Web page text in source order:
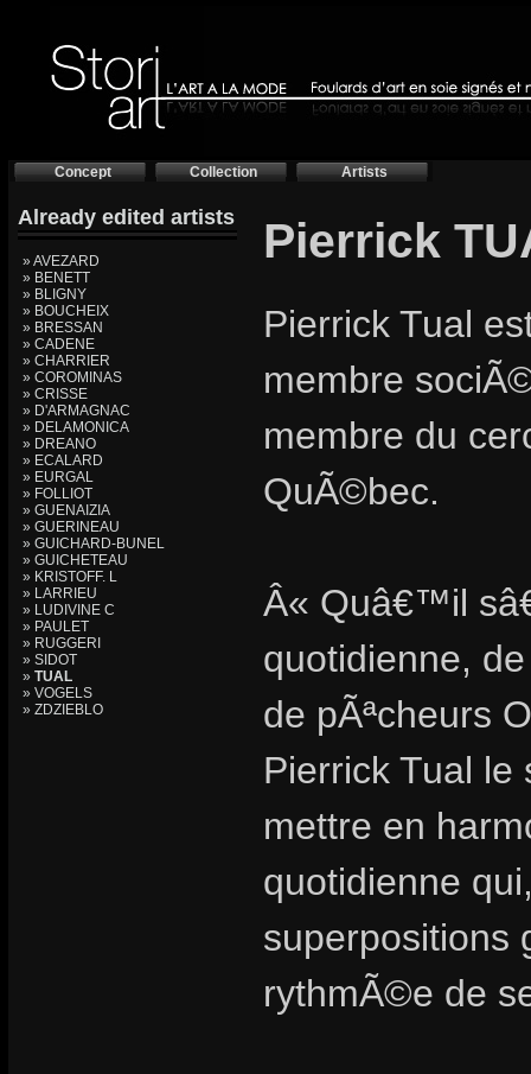
Concept Collection Artists
Already edited artists
» AVEZARD
» BENETT
» BLIGNY
» BOUCHEIX
» BRESSAN
» CADENE
» CHARRIER
» COROMINAS
» CRISSE
» D'ARMAGNAC
» DELAMONICA
» DREANO
» ECALARD
» EURGAL
» FOLLIOT
» GUENAIZIA
» GUERINEAU
» GUICHARD-BUNEL
» GUICHETEAU
» KRISTOFF. L
» LARRIEU
» LUDIVINE C
» PAULET
» RUGGERI
» SIDOT
» TUAL
» VOGELS
» ZDZIEBLO
Pierrick
Pierrick Tual
membre
membre du
QuÃ©bec.
Â« Quâ€™il
quotidienne,
de pÃªcheurs
Pierrick Tual
mettre en
quotidienne
superpositions
rythmÃ©e de